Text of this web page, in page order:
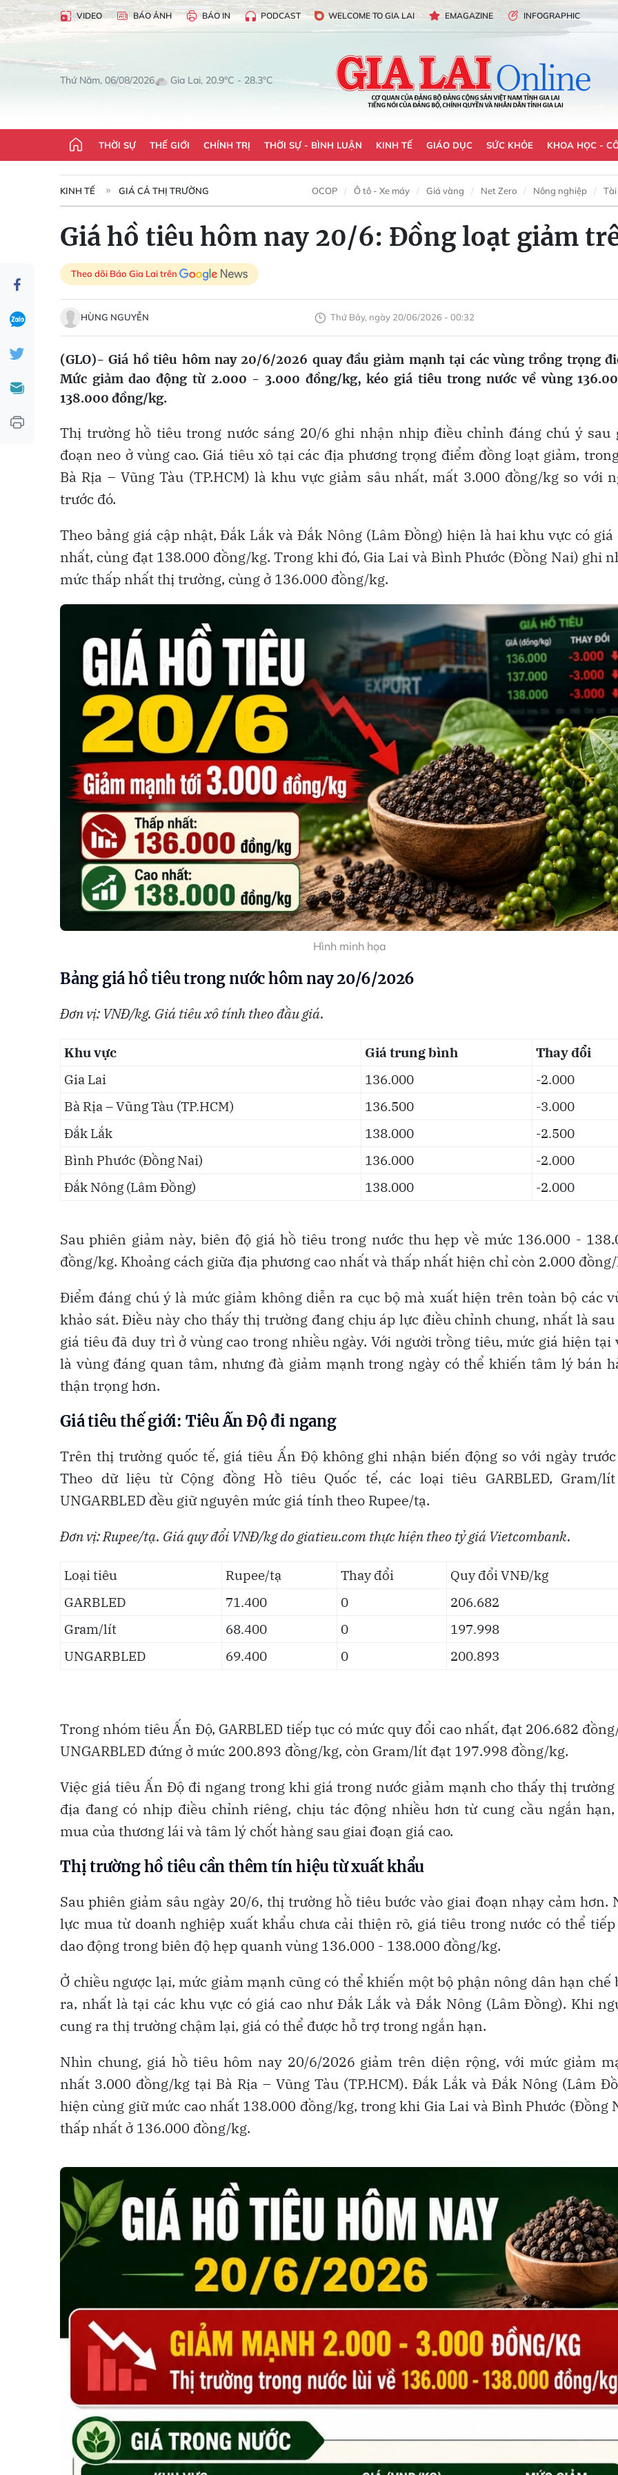
VIDEO BÁO ẢNH BÁO IN PODCAST WELCOME TO GIA LAI EMAGAZINE INFOGRAPHIC
Thứ Năm, 06/08/2026 Gia Lai, 20.9°C - 28.3°C
THỜI SỰ THẾ GIỚI CHÍNH TRỊ THỜI SỰ - BÌNH LUẬN KINH TẾ GIÁO DỤC SỨC KHỎE KHOA HỌC -
KINH TẾ GIÁ CẢ THỊ TRƯỜNG OCOP Ô tô - Xe máy Giá vàng Net Zero Nông nghiệp
Giá hồ tiêu hôm nay 20/6: Đồng loạt giảm
Theo dõi Báo Gia Lai trên
HÙNG NGUYỄN Thứ Bảy, ngày 20/06/2026 - 00:32
(GLO)- Giá hồ tiêu hôm nay 20/6/2026 quay đầu giảm mạnh tại các vùng trồng trọng
Mức giảm dao động từ 2.000 - 3.000 đồng/kg, kéo giá tiêu trong nước về vùng
138.000 đồng/kg.
Thị trường hồ tiêu trong nước sáng 20/6 ghi nhận nhịp điều chỉnh đáng chú ý sau
đoạn neo ở vùng cao. Giá tiêu xô tại các địa phương trọng điểm đồng loạt giảm,
Bà Rịa – Vũng Tàu (TP.HCM) là khu vực giảm sâu nhất, mất 3.000 đồng/kg so với
trước đó.
Theo bảng giá cập nhật, Đắk Lắk và Đắk Nông (Lâm Đồng) hiện là hai khu vực có giá
nhất, cùng đạt 138.000 đồng/kg. Trong khi đó, Gia Lai và Bình Phước (Đồng Nai) ghi
mức thấp nhất thị trường, cùng ở 136.000 đồng/kg.
Hình minh họa
Bảng giá hồ tiêu trong nước hôm nay 20/6/2026
Đơn vị: VNĐ/kg. Giá tiêu xô tính theo đầu giá.
Khu vực Giá trung bình
Thay đổi
Gia Lai
136.000
-2.000
Bà Rịa – Vũng Tàu (TP.HCM)
136.500
-3.000
Đắk Lắk
138.000
-2.500
Bình Phước (Đồng Nai)
136.000
-2.000
Đắk Nông (Lâm Đồng)
138.000 -2.000
Sau phiên giảm này, biên độ giá hồ tiêu trong nước thu hẹp về mức 136.000 -
đồng/kg. Khoảng cách giữa địa phương cao nhất và thấp nhất hiện chỉ còn 2.000
Điểm đáng chú ý là mức giảm không diễn ra cục bộ mà xuất hiện trên toàn bộ các
khảo sát. Điều này cho thấy thị trường đang chịu áp lực điều chỉnh chung, nhất là
giá tiêu đã duy trì ở vùng cao trong nhiều ngày. Với người trồng tiêu, mức giá hiện tại
là vùng đáng quan tâm, nhưng đà giảm mạnh trong ngày có thể khiến tâm lý bán
thận trọng hơn.
Giá tiêu thế giới: Tiêu Ấn Độ đi ngang
Trên thị trường quốc tế, giá tiêu Ấn Độ không ghi nhận biến động so với ngày trước
Theo dữ liệu từ Cộng đồng Hồ tiêu Quốc tế, các loại tiêu GARBLED, Gram/
UNGARBLED đều giữ nguyên mức giá tính theo Rupee/tạ.
Đơn vị: Rupee/tạ. Giá quy đổi VNĐ/kg do giatieu.com thực hiện theo tỷ giá Vietcombank.
Loại tiêu Rupee/tạ Thay đổi
Quy đổi VNĐ/kg
GARBLED
71.400 0
206.682
Gram/lít
68.400 0
197.998
UNGARBLED
69.400 0 200.893
Trong nhóm tiêu Ấn Độ, GARBLED tiếp tục có mức quy đổi cao nhất, đạt 206.682
UNGARBLED đứng ở mức 200.893 đồng/kg, còn Gram/lít đạt 197.998 đồng/kg.
Việc giá tiêu Ấn Độ đi ngang trong khi giá trong nước giảm mạnh cho thấy thị
địa đang có nhịp điều chỉnh riêng, chịu tác động nhiều hơn từ cung cầu ngắn
mua của thương lái và tâm lý chốt hàng sau giai đoạn giá cao.
Thị trường hồ tiêu cần thêm tín hiệu từ xuất khẩu
Sau phiên giảm sâu ngày 20/6, thị trường hồ tiêu bước vào giai đoạn nhạy cảm hơn.
lực mua từ doanh nghiệp xuất khẩu chưa cải thiện rõ, giá tiêu trong nước có thể
dao động trong biên độ hẹp quanh vùng 136.000 - 138.000 đồng/kg.
Ở chiều ngược lại, mức giảm mạnh cũng có thể khiến một bộ phận nông dân hạn chế
ra, nhất là tại các khu vực có giá cao như Đắk Lắk và Đắk Nông (Lâm Đồng). Khi
cung ra thị trường chậm lại, giá có thể được hỗ trợ trong ngắn hạn.
Nhìn chung, giá hồ tiêu hôm nay 20/6/2026 giảm trên diện rộng, với mức giảm
nhất 3.000 đồng/kg tại Bà Rịa – Vũng Tàu (TP.HCM). Đắk Lắk và Đắk Nông (Lâm
hiện cùng giữ mức cao nhất 138.000 đồng/kg, trong khi Gia Lai và Bình Phước (Đồng
thấp nhất ở 136.000 đồng/kg.